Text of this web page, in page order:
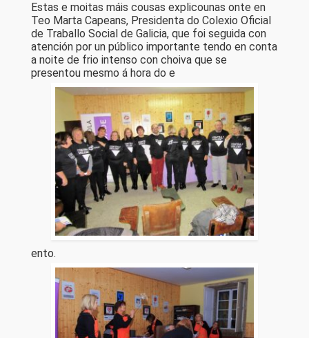
Estas e moitas máis cousas explicounas onte en
Teo Marta Capeans, Presidenta do Colexio Oficial
de Traballo Social de Galicia, que foi seguida con
atención por un público importante tendo en conta
a noite de frio intenso con choiva que se
presentou mesmo á hora do e
ento.